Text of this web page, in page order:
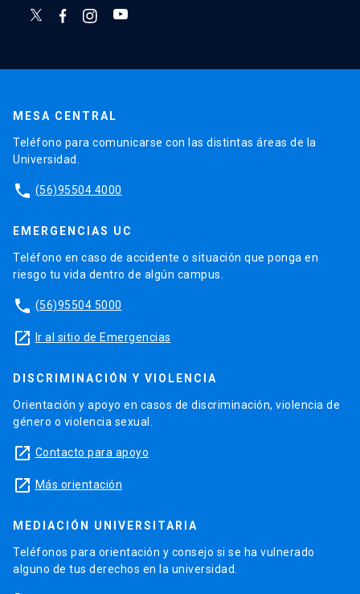
MESA CENTRAL
Teléfono para comunicarse con las distintas áreas de la
Universidad.
phone (56)95504 4000
EMERGENCIAS UC
Teléfono en caso de accidente o situación que ponga en
riesgo tu vida dentro de algún campus.
phone (56)95504 5000
launch Ir al sitio de Emergencias
DISCRIMINACIÓN Y VIOLENCIA
Orientación y apoyo en casos de discriminación, violencia de
género o violencia sexual.
launch Contacto para apoyo
launch Más orientación
MEDIACIÓN UNIVERSITARIA
Teléfonos para orientación y consejo si se ha vulnerado
alguno de tus derechos en la universidad.